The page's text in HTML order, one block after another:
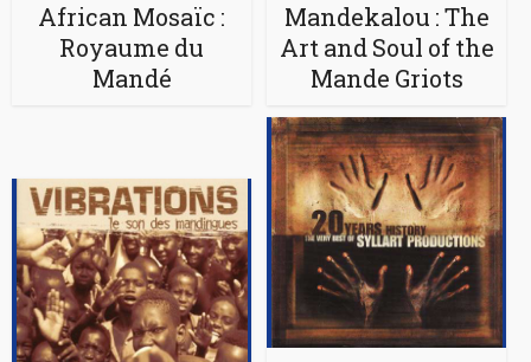
African Mosaïc :
Royaume du
Mandé
Mandekalou : The
Art and Soul of the
Mande Griots